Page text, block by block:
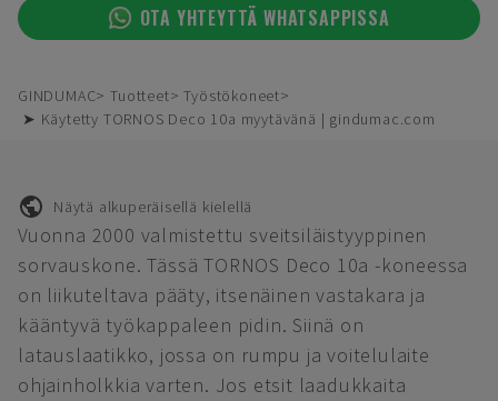
OTA YHTEYTTÄ WHATSAPPISSA
GINDUMAC Tuotteet
Työstökoneet
➤ Käytetty TORNOS Deco 10a myytävänä | gindumac.com
Näytä alkuperäisellä kielellä
Vuonna 2000 valmistettu sveitsiläistyyppinen
sorvauskone. Tässä TORNOS Deco 10a -koneessa
on liikuteltava pääty, itsenäinen vastakara ja
kääntyvä työkappaleen pidin. Siinä on
latauslaatikko, jossa on rumpu ja voitelulaite
ohjainholkkia varten. Jos etsit laadukkaita